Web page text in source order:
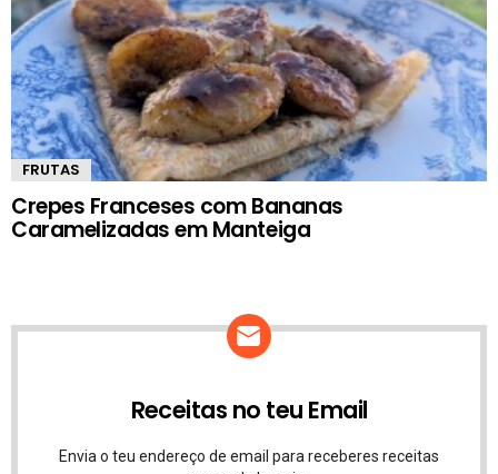
FRUTAS
Crepes Franceses com Bananas
Caramelizadas em Manteiga
Receitas no teu Email
Envia o teu endereço de email para receberes receitas